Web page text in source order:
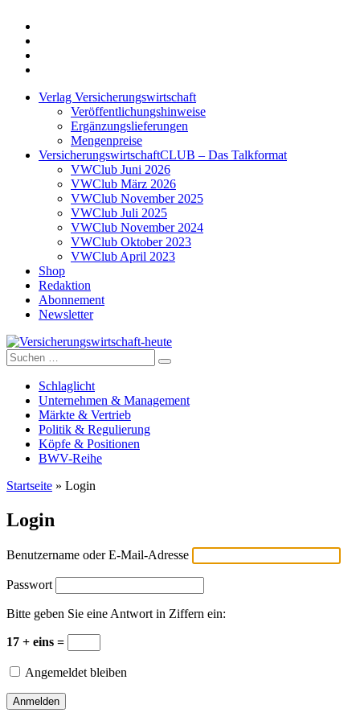
Verlag Versicherungswirtschaft
Veröffentlichungshinweise
Ergänzungslieferungen
Mengenpreise
VersicherungswirtschaftCLUB – Das Talkformat
VWClub Juni 2026
VWClub März 2026
VWClub November 2025
VWClub Juli 2025
VWClub November 2024
VWClub Oktober 2023
VWClub April 2023
Shop
Redaktion
Abonnement
Newsletter
Versicherungswirtschaft-heute
Suche
nach:
Schlaglicht
Unternehmen & Management
Märkte & Vertrieb
Politik & Regulierung
Köpfe & Positionen
BWV-Reihe
Startseite » Login
Login
Benutzername oder E-Mail-Adresse
Passwort
Bitte geben Sie eine Antwort in Ziffern ein:
17 + eins =
Angemeldet bleiben